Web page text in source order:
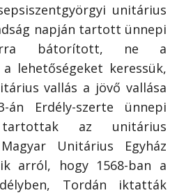
unitárius
napján tartott ünnepi
arra bátorított, ne a
lehetőségeket keressük,
vallás a jövő vallása
án Erdély-szerte ünnepi
tartottak az unitárius
Unitárius Egyház
arról, hogy 1568-ban a
Tordán iktatták